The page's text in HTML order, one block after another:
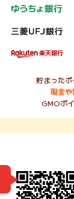
貯まった
現金や
GMOポ